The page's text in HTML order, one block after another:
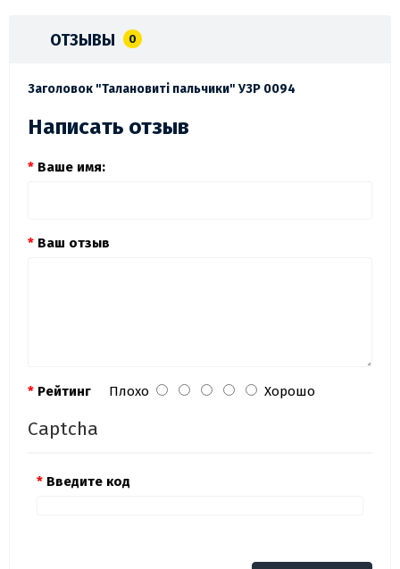
ОТЗЫВЫ 0
Заголовок "Талановиті пальчики" УЗР 0094
Написать отзыв
Ваше имя:
Ваш отзыв
Рейтинг Плохо Хорошо
Captcha
Введите код